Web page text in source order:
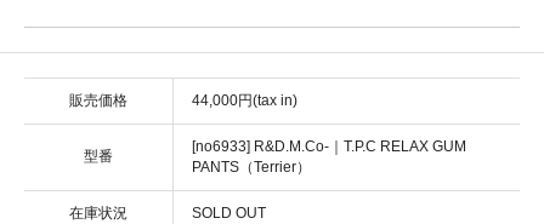
販売価格 44,000円(tax in)
型番
[no6933] R&D.M.Co-｜T.P.C RELAX GUM
PANTS（Terrier）
在庫状況 SOLD OUT